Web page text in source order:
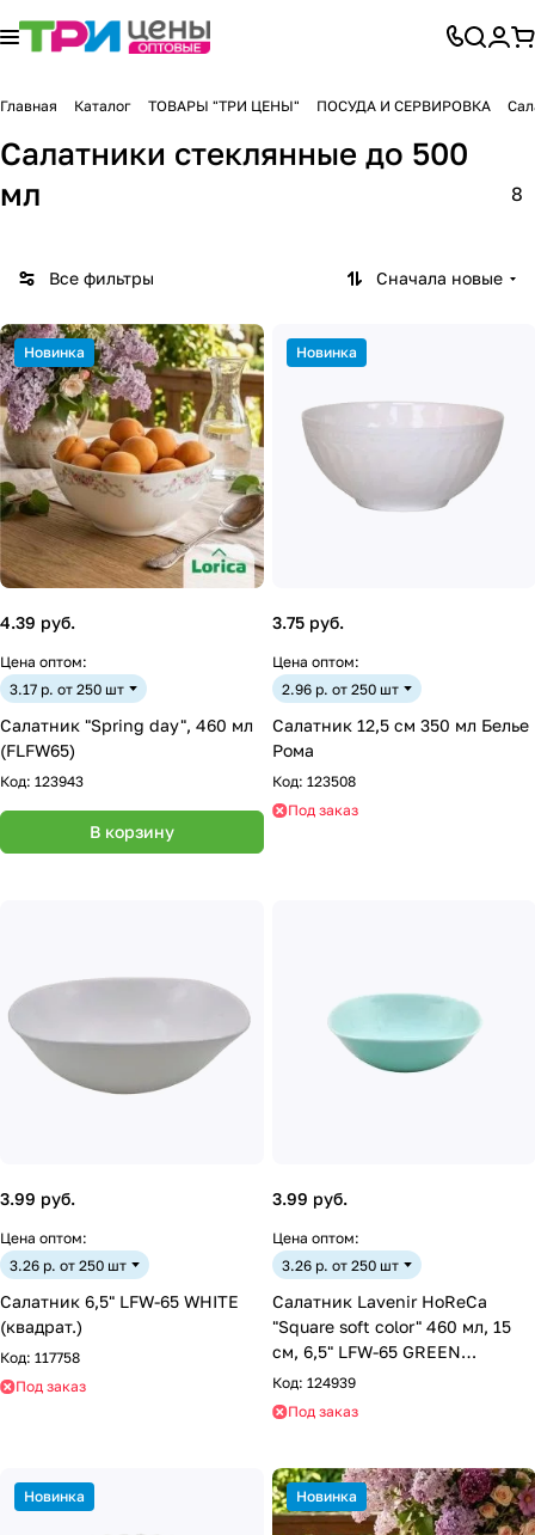
Главная Каталог ТОВАРЫ "ТРИ ЦЕНЫ" ПОСУДА И СЕРВИРОВКА
Салатники стеклянные до 500
мл
8
Все фильтры Сначала новые
Новинка
4.39 руб.
Цена оптом:
3.17 р. от 250 шт
Салатник "Spring day", 460 мл
(FLFW65)
Код: 123943
В корзину
Новинка
3.75 руб.
Цена оптом:
2.96 р. от 250 шт
Салатник 12,5 см 350 мл Белье
Рома
Код: 123508
Под заказ
3.99 руб.
Цена оптом:
3.26 р. от 250 шт
Салатник 6,5" LFW-65 WHITE
(квадрат.)
Код: 117758
Под заказ
3.99 руб.
Цена оптом:
3.26 р. от 250 шт
Салатник Lavenir HoReCa
"Square soft color" 460 мл, 15
см, 6,5" LFW-65 GREEN
стеклокерамика
Код: 124939
Под заказ
Новинка Новинка